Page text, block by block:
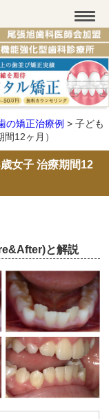
の矯正治療例 > 子ども
12ヶ月）
女子 治療期間12
と解説